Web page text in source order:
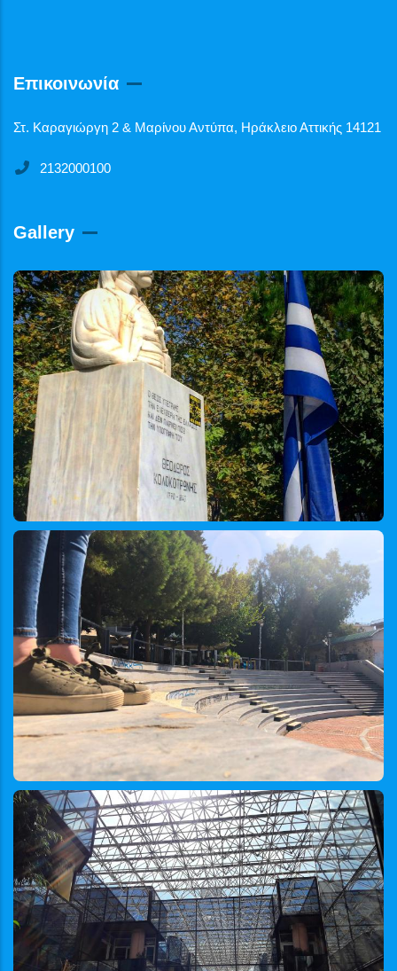
Επικοινωνία
Στ. Καραγιώργη 2 & Μαρίνου Αντύπα, Ηράκλειο Αττικής 14121
2132000100
Gallery